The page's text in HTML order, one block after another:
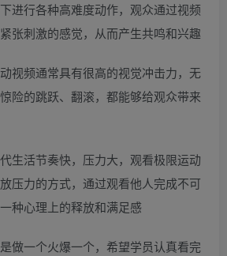
进行各种高难度动作，观众通过视频
张刺激的感觉，从而产生共鸣和兴趣
视频通常具有很高的视觉冲击力，无
险的跳跃、翻滚，都能够给观众带来
生活节奏快，压力大，观看极限运动
压力的方式，通过观看他人完成不可
种心理上的释放和满足感
做一个火爆一个，希望学员认真看完